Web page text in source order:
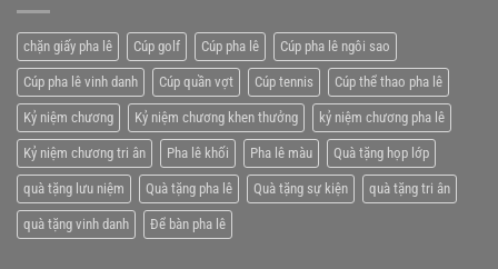
tặng
nhân
viên
xuất
xắc
chặn giấy pha lê Cúp golf Cúp pha lê Cúp pha lê ngôi sao
Cúp pha lê vinh danh Cúp quần vợt Cúp tennis Cúp thể thao pha lê
Kỷ niệm chương Kỷ niệm chương khen thưởng kỷ niệm chương pha lê
Kỷ niệm chương tri ân Pha lê khối Pha lê màu Quà tặng họp lớp
quà tặng lưu niệm Quà tặng pha lê Quà tặng sự kiện quà tặng tri ân
quà tặng vinh danh Để bàn pha lê